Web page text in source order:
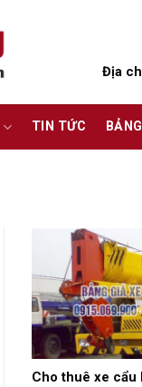
Địa
TIN TỨC
Cho thuê xe cẩu